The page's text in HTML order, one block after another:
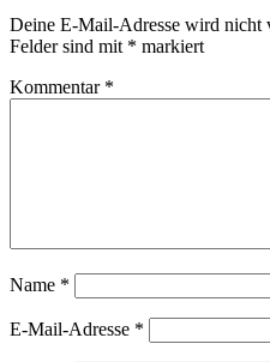
Deine E-Mail-Adresse wird nicht
Felder sind mit * markiert
Kommentar *
Name *
E-Mail-Adresse *